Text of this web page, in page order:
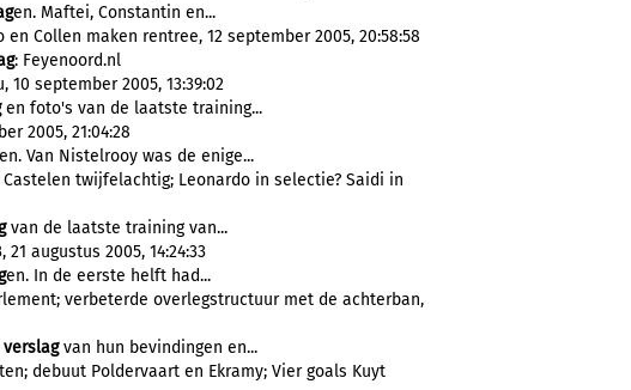
en. Maftei, Constantin en...
Collen maken rentree, 12 september 2005, 20:58:58
: Feyenoord.nl
september 2005, 13:39:02
en foto's van de laatste training...
2005, 21:04:28
en. Van Nistelrooy was de enige...
twijfelachtig; Leonardo in selectie? Saidi in
van de laatste training van...
augustus 2005, 14:24:33
en. In de eerste helft had...
verbeterde overlegstructuur met de achterban,
verslagvan hun bevindingen en...
debuut Poldervaart en Ekramy; Vier goals Kuyt